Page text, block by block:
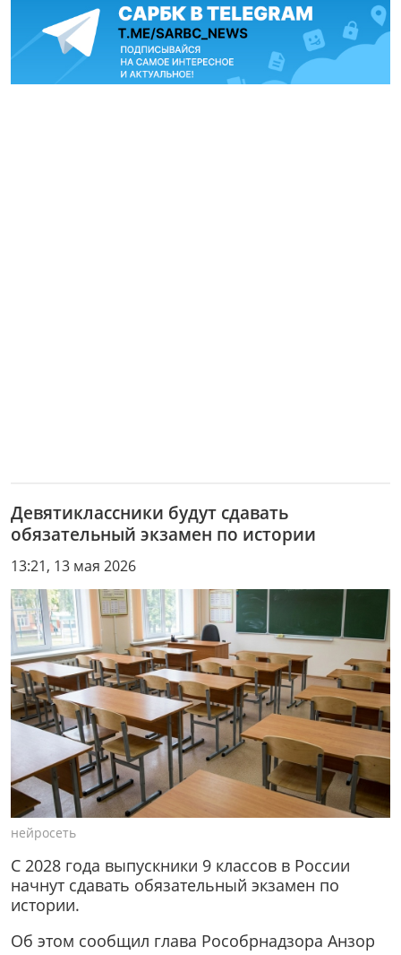
Девятиклассники будут сдавать
обязательный экзамен по истории
13:21, 13 мая 2026
нейросеть
С 2028 года выпускники 9 классов в России
начнут сдавать обязательный экзамен по
истории.
Об этом сообщил глава Рособрнадзора Анзор